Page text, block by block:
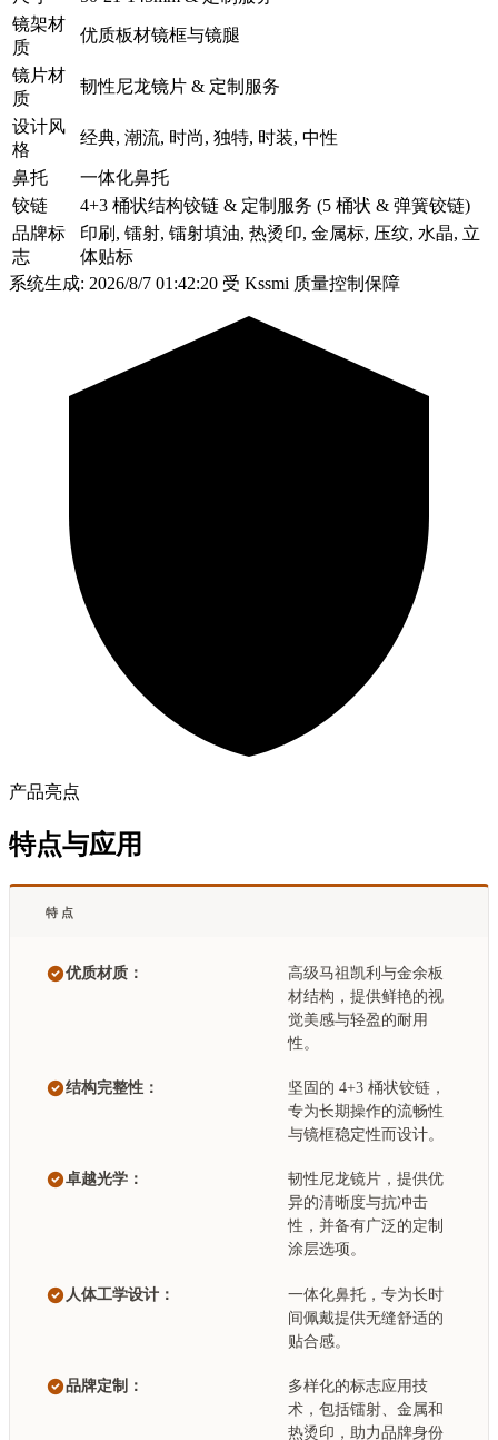
镜架材
质
优质板材镜框与镜腿
镜片材
质
韧性尼龙镜片 & 定制服务
设计风
格
经典, 潮流, 时尚, 独特, 时装, 中性
鼻托
一体化鼻托
铰链
4+3 桶状结构铰链 & 定制服务 (5 桶状 & 弹簧铰链)
品牌标
志
印刷, 镭射, 镭射填油, 热烫印, 金属标, 压纹, 水晶, 立
体贴标
系统生成: 2026/8/7 01:42:20 受 Kssmi 质量控制保障
产品亮点
特点与应用
特点
优质材质：
高级马祖凯利与金余板
材结构，提供鲜艳的视
觉美感与轻盈的耐用
性。
结构完整性：
坚固的 4+3 桶状铰链，
专为长期操作的流畅性
与镜框稳定性而设计。
卓越光学：
韧性尼龙镜片，提供优
异的清晰度与抗冲击
性，并备有广泛的定制
涂层选项。
人体工学设计：
一体化鼻托，专为长时
间佩戴提供无缝舒适的
贴合感。
品牌定制：
多样化的标志应用技
术，包括镭射、金属和
热烫印，助力品牌身份